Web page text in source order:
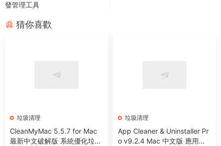
發管理工具
猜你喜歡
垃圾清理
CleanMyMac 5.5.7 for Mac
最新中文破解版 系統優化垃圾
垃圾清理
App Cleaner & Uninstaller Pr
o v9.2.4 Mac 中文版 應用程